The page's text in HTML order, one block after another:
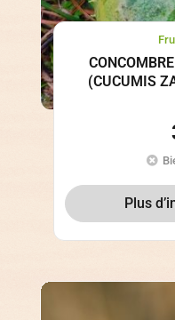
(CUCUMIS
Plus